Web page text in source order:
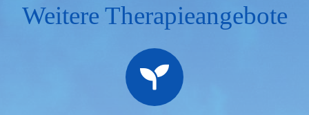
Weitere Therapieangebote